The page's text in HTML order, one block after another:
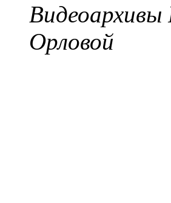
Орловой